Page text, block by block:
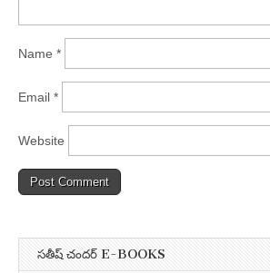
Name *
Email *
Website
సతీష్ చందర్ E-BOOKS